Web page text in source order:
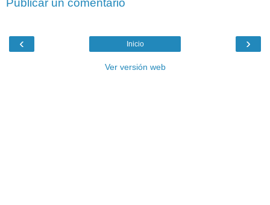
‹ ›
Inicio
Ver versión web